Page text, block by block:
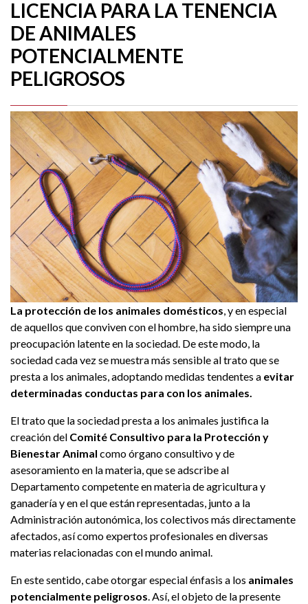
LICENCIA PARA LA TENENCIA
DE ANIMALES
POTENCIALMENTE
PELIGROSOS
La protección de los animales domésticos, y en especial
de aquellos que conviven con el hombre, ha sido siempre una
preocupación latente en la sociedad. De este modo, la
sociedad cada vez se muestra más sensible al trato que se
presta a los animales, adoptando medidas tendentes a evitar
determinadas conductas para con los animales.
El trato que la sociedad presta a los animales justifica la
creación del Comité Consultivo para la Protección y
Bienestar Animal como órgano consultivo y de
asesoramiento en la materia, que se adscribe al
Departamento competente en materia de agricultura y
ganadería y en el que están representadas, junto a la
Administración autonómica, los colectivos más directamente
afectados, así como expertos profesionales en diversas
materias relacionadas con el mundo animal.
En este sentido, cabe otorgar especial énfasis a los animales
potencialmente peligrosos. Así, el objeto de la presente